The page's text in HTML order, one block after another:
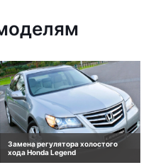
Замена регулятора холостого
хода Honda Legend